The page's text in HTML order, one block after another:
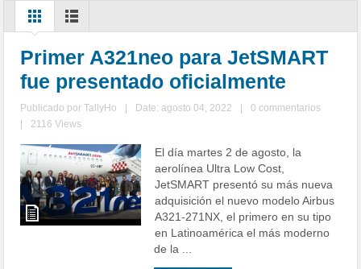
Primer A321neo para JetSMART
fue presentado oficialmente
Publicado porTallyHo Date: agosto 04, 2022
0 commentarios
2116 Views
El día martes 2 de agosto, la
aerolínea Ultra Low Cost,
JetSMART presentó su más nueva
adquisición el nuevo modelo Airbus
A321-271NX, el primero en su tipo
en Latinoamérica el más moderno
de la ...